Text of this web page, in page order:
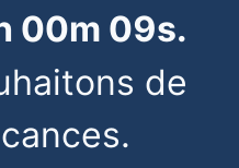
00m 09s.
de